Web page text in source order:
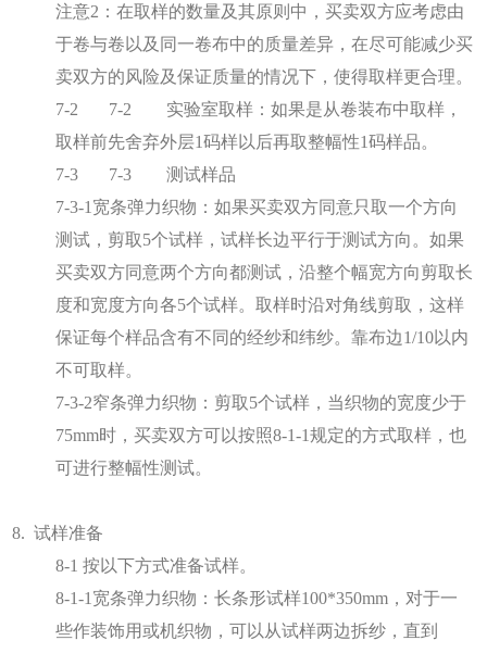
注意2：在取样的数量及其原则中，买卖双方应考虑由
于卷与卷以及同一卷布中的质量差异，在尽可能减少买
卖双方的风险及保证质量的情况下，使得取样更合理。
7-2 7-2 实验室取样：如果是从卷装布中取样，
取样前先舍弃外层1码样以后再取整幅性1码样品。
7-3 7-3 测试样品
7-3-1宽条弹力织物：如果买卖双方同意只取一个方向
测试，剪取5个试样，试样长边平行于测试方向。如果
买卖双方同意两个方向都测试，沿整个幅宽方向剪取长
度和宽度方向各5个试样。取样时沿对角线剪取，这样
保证每个样品含有不同的经纱和纬纱。靠布边1/10以内
不可取样。
7-3-2窄条弹力织物：剪取5个试样，当织物的宽度少于
75mm时，买卖双方可以按照8-1-1规定的方式取样，也
可进行整幅性测试。
8. 试样准备
8-1 按以下方式准备试样。
8-1-1宽条弹力织物：长条形试样100*350mm，对于一
些作装饰用或机织物，可以从试样两边拆纱，直到